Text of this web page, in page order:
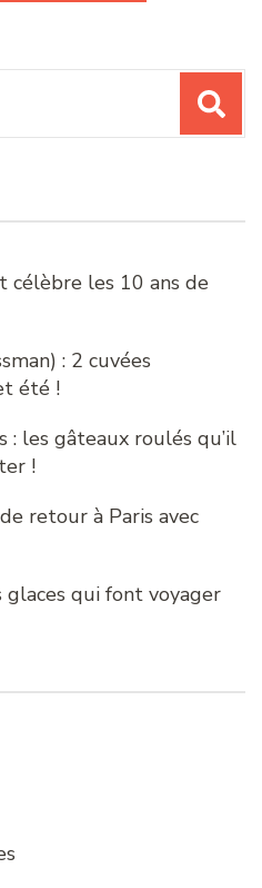
célèbre les 10 ans de
: 2 cuvées
été !
: les gâteaux roulés qu’il
!
retour à Paris avec
glaces qui font voyager